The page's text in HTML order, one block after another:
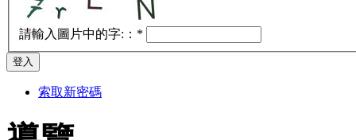
請輸入圖片中的字:： *
索取新密碼